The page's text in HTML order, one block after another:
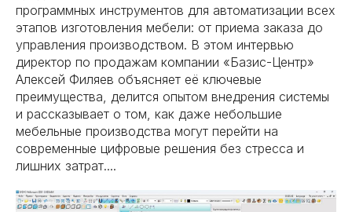
программных инструментов для автоматизации всех
этапов изготовления мебели: от приема заказа до
управления производством. В этом интервью
директор по продажам компании «Базис-Центр»
Алексей Филяев объясняет её ключевые
преимущества, делится опытом внедрения системы
и рассказывает о том, как даже небольшие
мебельные производства могут перейти на
современные цифровые решения без стресса и
лишних затрат....